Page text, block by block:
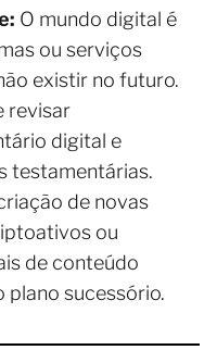
O mundo digital é
ou serviços
existir no futuro.
revisar
digital e
testamentárias.
de novas
ou
de conteúdo
plano sucessório.